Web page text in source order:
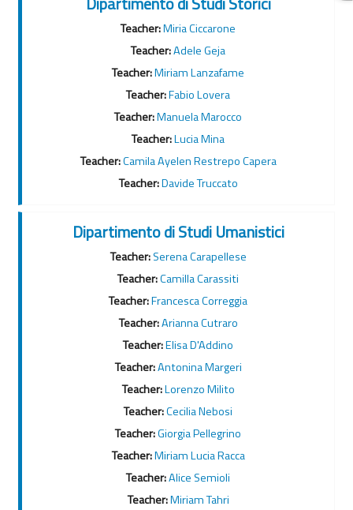
Teacher:Miria Ciccarone
Teacher:Adele Geja
Teacher:Miriam Lanzafame
Teacher:Fabio Lovera
Teacher:Manuela Marocco
Teacher:Lucia Mina
Teacher:Camila Ayelen Restrepo Capera
Teacher:Davide Truccato
Dipartimento di Studi Umanistici
Teacher:Serena Carapellese
Teacher:Camilla Carassiti
Teacher:Francesca Correggia
Teacher:Arianna Cutraro
Teacher:Elisa D'Addino
Teacher:Antonina Margeri
Teacher:Lorenzo Milito
Teacher:Cecilia Nebosi
Teacher:Giorgia Pellegrino
Teacher:Miriam Lucia Racca
Teacher:Alice Semioli
Teacher:Miriam Tahri